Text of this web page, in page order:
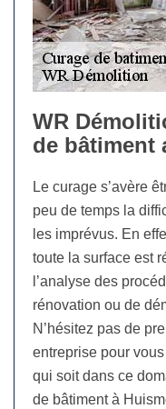
WR
de bâtiment
Le curage s’avère
peu de temps la
les imprévus. En
toute la surface est
l’analyse des
rénovation ou de
N’hésitez pas de
entreprise pour
qui soit dans ce
de bâtiment à